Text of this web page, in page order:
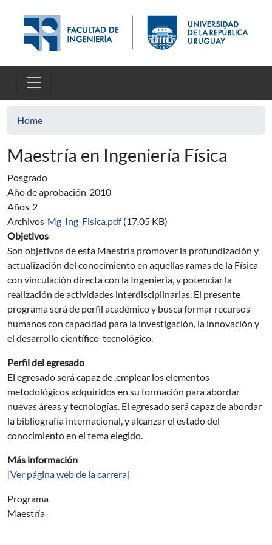
Home
Maestría en Ingeniería Física
Posgrado
Año de aprobación 2010
Años 2
Archivos Mg_Ing_Fisica.pdf (17.05 KB)
Objetivos
Son objetivos de esta Maestría promover la profundización y
actualización del conocimiento en aquellas ramas de la Física
con vinculación directa con la Ingeniería, y potenciar la
realización de actividades interdisciplinarias. El presente
programa será de perfil académico y busca formar recursos
humanos con capacidad para la investigación, la innovación y
el desarrollo científico-tecnológico.
Perfil del egresado
El egresado será capaz de ,emplear los elementos
metodológicos adquiridos en su formación para abordar
nuevas áreas y tecnologías. El egresado será capaz de abordar
la bibliografía internacional, y alcanzar el estado del
conocimiento en el tema elegido.
Más información
[Ver página web de la carrera]
Programa
Maestría